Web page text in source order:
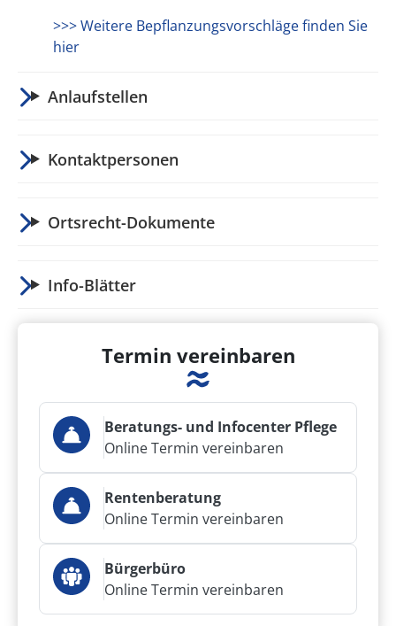
>>> Weitere Bepflanzungsvorschläge finden Sie
hier
Anlaufstellen
Kontaktpersonen
Ortsrecht-Dokumente
Info-Blätter
Termin vereinbaren
Beratungs- und Infocenter Pflege
Online Termin vereinbaren
Rentenberatung
Online Termin vereinbaren
Bürgerbüro
Online Termin vereinbaren